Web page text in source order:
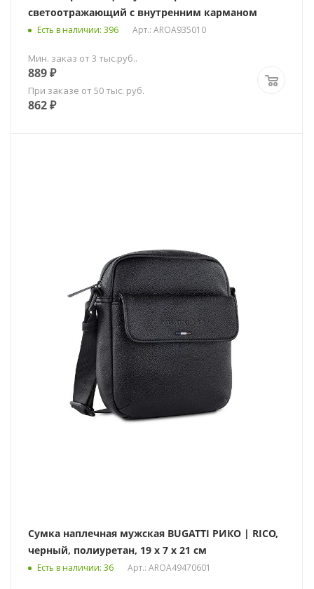
светоотражающий с внутренним карманом
Есть в наличии: 396 Арт.: AROA935010
Мин. заказ от 3 тыс.руб..
889₽
При заказе от 50 тыс. руб.
862₽
Сумка наплечная мужская BUGATTI РИКО | RICO,
черный, полиуретан, 19 x 7 x 21 см
Есть в наличии: 36 Арт.: AROA49470601